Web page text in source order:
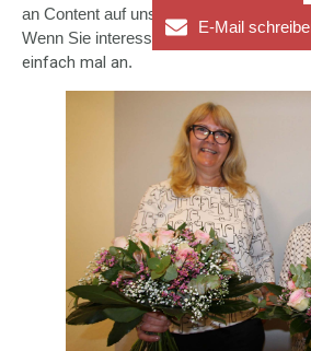
an Content auf unseren verschiedenen
Wenn Sie interessiert, was Ilka so
einfach mal an.
E-Mail